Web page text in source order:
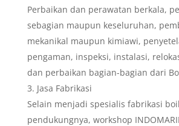
Perbaikan dan perawatan berkala,
sebagian maupun keseluruhan,
mekanikal maupun kimiawi,
pengaman, inspeksi, instalasi,
dan perbaikan bagian-bagian dari
Jasa Fabrikasi
Selain menjadi spesialis fabrikasi
pendukungnya, workshop